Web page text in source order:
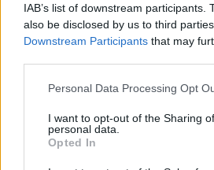
IAB’s list of downstream participants.
also be disclosed by us to third
Downstream Participants that may
Personal Data Processing Opt
I want to opt-out of the Sharing
personal data.
Opted In